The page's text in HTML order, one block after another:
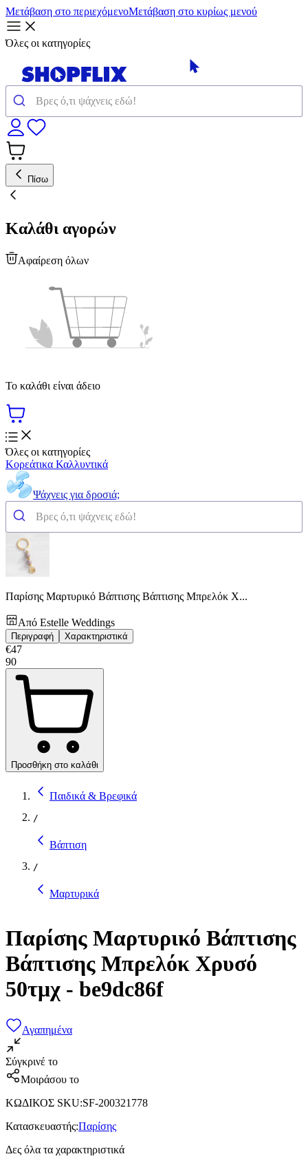
Μετάβαση στο περιεχόμενοΜετάβαση στο κυρίως μενού
Όλες οι κατηγορίες
Πίσω
Καλάθι αγορών
Αφαίρεση όλων
Το καλάθι είναι άδειο
Όλες οι κατηγορίες
Κορεάτικα Καλλυντικά
Ψάχνεις για δροσιά;
Παρίσης Μαρτυρικό Βάπτισης Βάπτισης Μπρελόκ Χ...
Από Estelle Weddings
Περιγραφή Χαρακτηριστικά
€47
90
Προσθήκη στο καλάθι
Παιδικά & Βρεφικά
/
Βάπτιση
/
Μαρτυρικά
Παρίσης Μαρτυρικό Βάπτισης
Βάπτισης Μπρελόκ Χρυσό
50τμχ - be9dc86f
Αγαπημένα
Σύγκρινέ το
Μοιράσου το
ΚΩΔΙΚΟΣ SKU:SF-200321778
Κατασκευαστής:Παρίσης
Δες όλα τα χαρακτηριστικά